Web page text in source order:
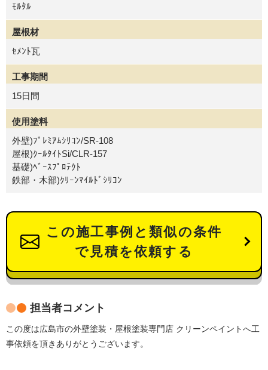
ﾓﾙﾀﾙ
屋根材
ｾﾒﾝﾄ瓦
工事期間
15日間
使用塗料
外壁)ﾌﾟﾚﾐｱﾑｼﾘｺﾝ/SR-108
屋根)ｸｰﾙﾀｲﾄSi/CLR-157
基礎)ﾍﾞｰｽﾌﾟﾛﾃｸﾄ
鉄部・木部)ｸﾘｰﾝﾏｲﾙﾄﾞｼﾘｺﾝ
この施工事例と類似の条件
で見積を依頼する
担当者コメント
この度は広島市の外壁塗装・屋根塗装専門店 クリーンペイントへ工
事依頼を頂きありがとうございます。